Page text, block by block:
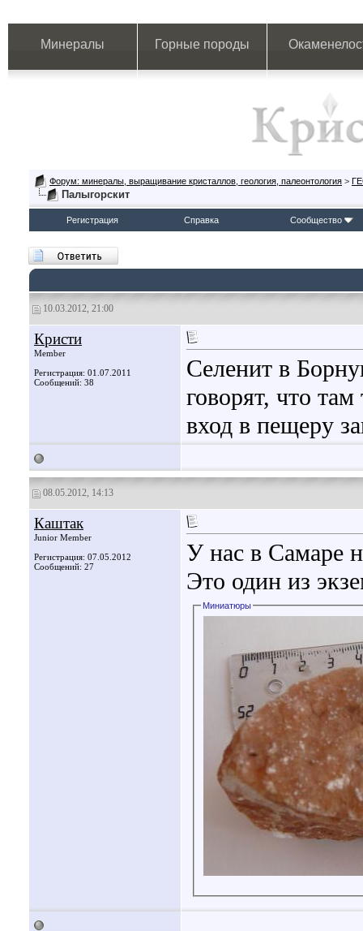
Минералы Горные породы
Форум: минералы, выращивание кристаллов, геология, палеонтология >
Палыгорскит
Регистрация Справка Сообщество
10.03.2012, 21:00
Кристи
Member
Регистрация: 01.07.2011
Сообщений: 38
Селенит в
говорят, что
вход в пещеру
08.05.2012, 14:13
Каштак
Junior Member
Регистрация: 07.05.2012
Сообщений: 27
У нас в Самаре
Это один из
Миниатюры